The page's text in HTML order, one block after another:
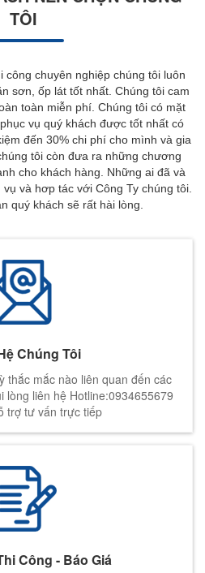
TÔI
công chuyên nghiệp chúng tôi luôn
sơn, ốp lát tốt nhất. Chúng tôi cam
toàn miễn phí. Chúng tôi có mặt
vụ quý khách được tốt nhất có
đến 30% chi phí cho mình và gia
tôi còn đưa ra những chương
cho khách hàng. Những ai đã và
và hơp tác với Công Ty chúng tôi.
quý khách sẽ rất hài lòng.
Chúng Tôi
thắc mắc nào liên quan đến các
lòng liên hệ Hotline:0934655679
trợ tư vấn trực tiếp
Công - Báo Giá